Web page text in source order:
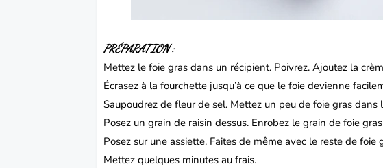
PRÉPARATION :
Mettez le foie gras dans un récipient. Poivrez. Ajoutez la
Écrasez à la fourchette jusqu’à ce que le foie devienne
Saupoudrez de fleur de sel. Mettez un peu de foie gras dans
Posez un grain de raisin dessus. Enrobez le grain de foie
Posez sur une assiette. Faites de même avec le reste de foie
Mettez quelques minutes au frais.